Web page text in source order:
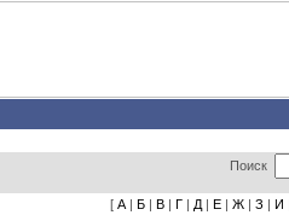
Поиск
[ А | Б | В | Г | Д | Е | Ж | З | И